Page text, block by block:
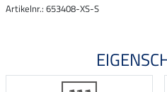
Artikelnr.: 653408-XS-S